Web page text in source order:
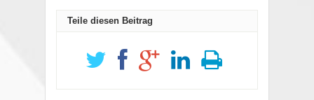
Teile diesen Beitrag